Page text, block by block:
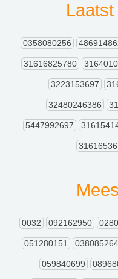
0358080256
31616825780
3223153697
32480246386
5447992697
0032 092162950
051280151 038085264
059840699